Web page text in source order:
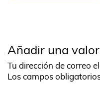
Añadir una
Tu dirección de correo
Los campos